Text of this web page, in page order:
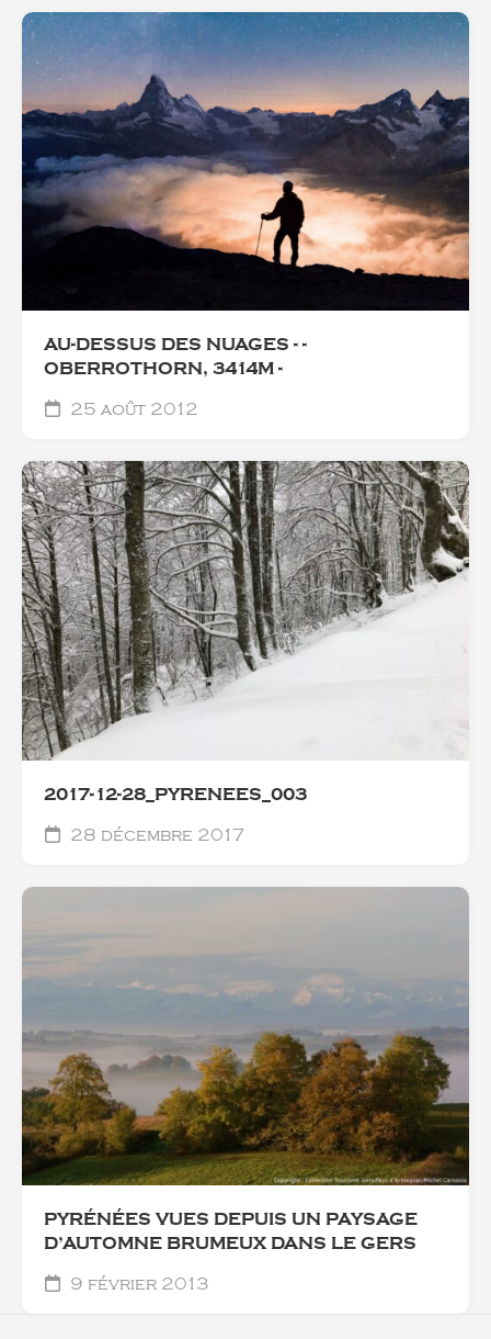
AU-DESSUS DES NUAGES - -
OBERROTHORN, 3414M -
25 août 2012
2017-12-28_PYRENEES_003
28 décembre 2017
PYRÉNÉES VUES DEPUIS UN PAYSAGE
D’AUTOMNE BRUMEUX DANS LE GERS
9 février 2013